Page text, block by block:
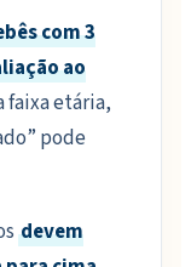
com 3
ao
faixa etária,
pode
devem